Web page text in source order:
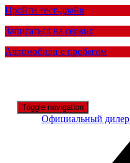
Пройти тест-драйв
Записаться на сервис
Автомобили с пробегом
Toggle navigation
Официальный дилер